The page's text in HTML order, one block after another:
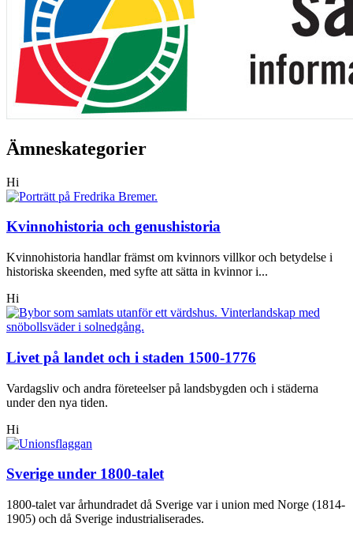
Ämneskategorier
Hi
Kvinnohistoria och genushistoria
Kvinnohistoria handlar främst om kvinnors villkor och betydelse i
historiska skeenden, med syfte att sätta in kvinnor i...
Hi
Livet på landet och i staden 1500-1776
Vardagsliv och andra företeelser på landsbygden och i städerna
under den nya tiden.
Hi
Sverige under 1800-talet
1800-talet var århundradet då Sverige var i union med Norge (1814-
1905) och då Sverige industrialiserades.